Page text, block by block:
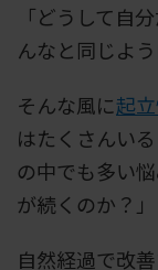
「どうして自
んなと同じよ
そんな風に起
はたくさんい
の中でも多い
が続くのか？」
自然経過で改